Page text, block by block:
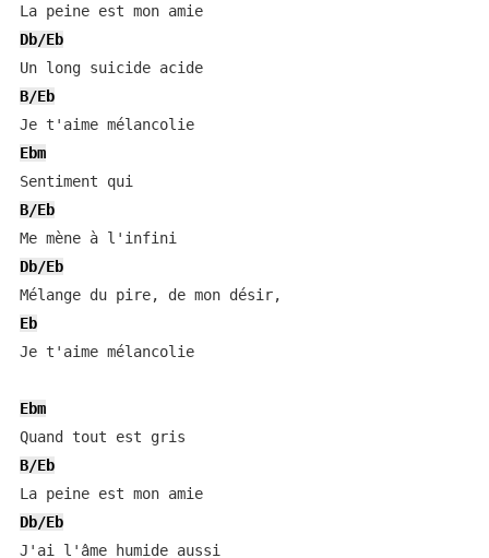
La peine est mon amie
Db/Eb
Un long suicide acide
B/Eb
Je t'aime mélancolie
Ebm
B/Eb
Db/Eb
Eb
Je t'aime mélancolie
Ebm
B/Eb
La peine est mon amie
Db/Eb